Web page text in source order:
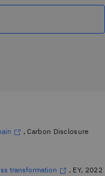
, Carbon Disclosure
transformation
, EY, 2022